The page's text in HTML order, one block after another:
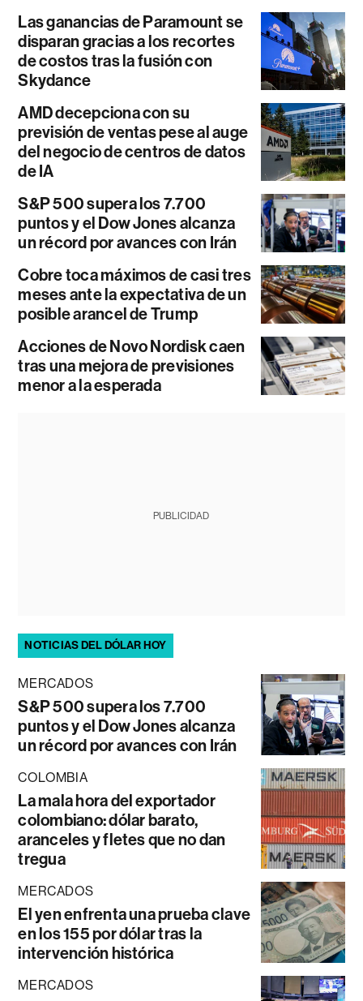
Las ganancias de Paramount se
disparan gracias a los recortes
de costos tras la fusión con
Skydance
AMD decepciona con su
previsión de ventas pese al auge
del negocio de centros de datos
de IA
S&P 500 supera los 7.700
puntos y el Dow Jones alcanza
un récord por avances con Irán
Cobre toca máximos de casi tres
meses ante la expectativa de un
posible arancel de Trump
Acciones de Novo Nordisk caen
tras una mejora de previsiones
menor a la esperada
PUBLICIDAD
NOTICIAS DEL DÓLAR HOY
MERCADOS
S&P 500 supera los 7.700
puntos y el Dow Jones alcanza
un récord por avances con Irán
COLOMBIA
La mala hora del exportador
colombiano: dólar barato,
aranceles y fletes que no dan
tregua
MERCADOS
El yen enfrenta una prueba clave
en los 155 por dólar tras la
intervención histórica
MERCADOS